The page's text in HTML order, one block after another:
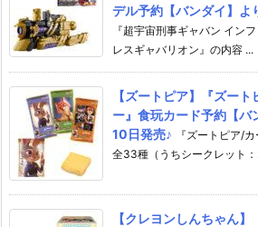
デル予約【バンダイ】
『超宇宙刑事ギャバン イン
レスギャバリオン』の内容 ...
【ズートピア】『ズー
ー』食玩カード予約【
10日発売♪
『ズートピア/
全33種（うちシークレット
【クレヨンしんちゃん